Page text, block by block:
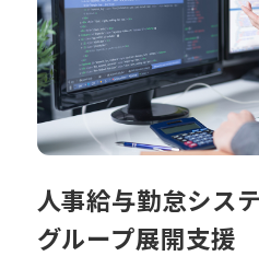
人事給与勤怠シス
グループ展開支援